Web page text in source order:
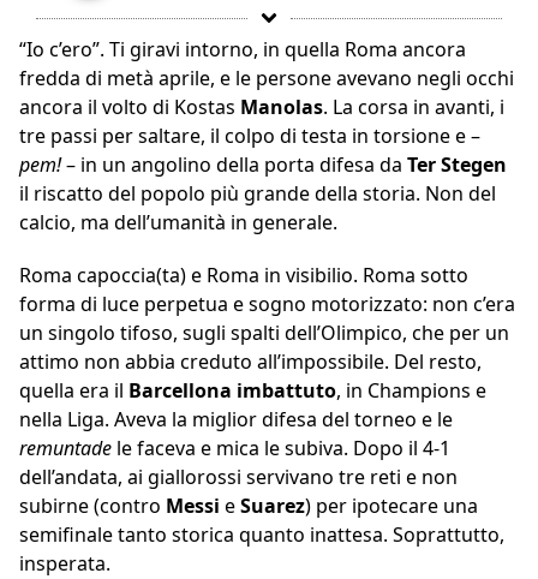
“Io c’ero”. Ti giravi intorno, in quella Roma ancora
fredda di metà aprile, e le persone avevano negli occhi
ancora il volto di Kostas Manolas. La corsa in avanti, i
tre passi per saltare, il colpo di testa in torsione e –
pem!– in un angolino della porta difesa da Ter Stegen
il riscatto del popolo più grande della storia. Non del
calcio, ma dell’umanità in generale.
Roma capoccia(ta) e Roma in visibilio. Roma sotto
forma di luce perpetua e sogno motorizzato: non c’era
un singolo tifoso, sugli spalti dell’Olimpico, che per un
attimo non abbia creduto all’impossibile. Del resto,
quella era il Barcellona imbattuto, in Champions e
nella Liga. Aveva la miglior difesa del torneo e le
remuntade le faceva e mica le subiva. Dopo il 4-1
dell’andata, ai giallorossi servivano tre reti e non
subirne (contro Messi eSuarez) per ipotecare una
semifinale tanto storica quanto inattesa. Soprattutto,
insperata.